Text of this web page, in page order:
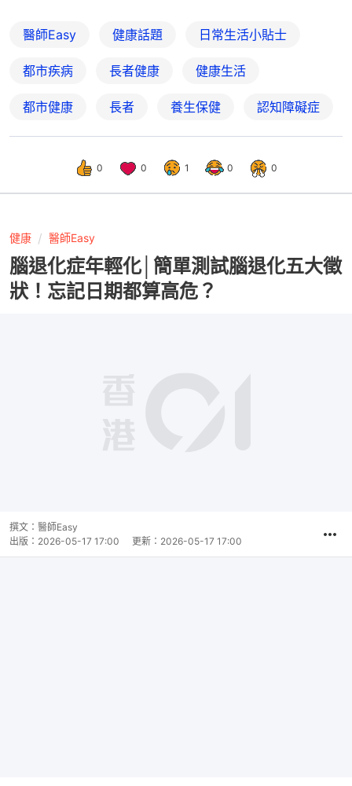
醫師Easy 健康話題 日常生活小貼士
都市疾病 長者健康 健康生活
都市健康 長者 養生保健 認知障礙症
0 0 1 0 0
健康 醫師Easy
腦退化症年輕化│簡單測試腦退化五大徵
狀！忘記日期都算高危？
撰文： 醫師Easy
出版： 2026-05-17 17:00 更新： 2026-05-17 17:00